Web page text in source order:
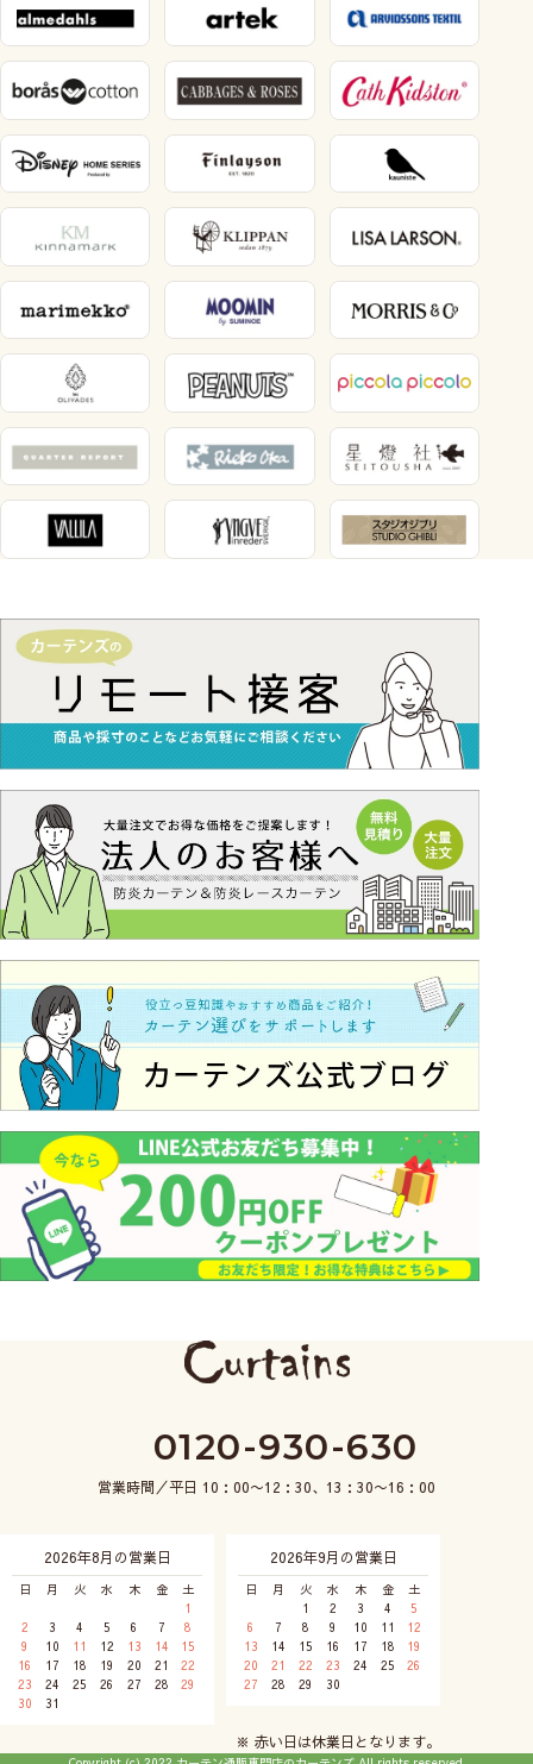
0120-930-630
営業時間／平日 10：00〜12：30、13：30〜16：00
2026年8月の営業日
日 月 火 水 木 金
土
1
2
3 4 5 6 7
8
9
10 11 12 13 14
15
16
17 18 19 20 21
22
23
24 25 26 27 28
29
30
31
2026年9月の営業日
日 月 火 水 木 金
土
1
2 3 4
5
6
7 8 9 10 11
12
13
14 15 16 17 18
19
20
21 22 23 24 25
26
27
28 29 30
※ 赤い日は休業日となります。